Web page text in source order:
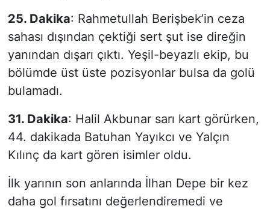
25. Dakika: Rahmetullah Berişbek’in ceza
sahası dışından çektiği sert şut ise direğin
yanından dışarı çıktı. Yeşil-beyazlı ekip, bu
bölümde üst üste pozisyonlar bulsa da golü
bulamadı.
31. Dakika: Halil Akbunar sarı kart görürken,
44. dakikada Batuhan Yayıkcı ve Yalçın
Kılınç da kart gören isimler oldu.
İlk yarının son anlarında İlhan Depe bir kez
daha gol fırsatını değerlendiremedi ve